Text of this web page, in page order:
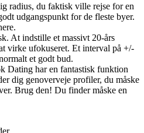
radius, du faktisk ville rejse for en
udgangspunkt for de fleste byer.
At indstille et massivt 20-års
virke ufokuseret. Et interval på +/-
et godt bud.
Dating har en fantastisk funktion
dig genoverveje profiler, du måske
Brug den! Du finder måske en